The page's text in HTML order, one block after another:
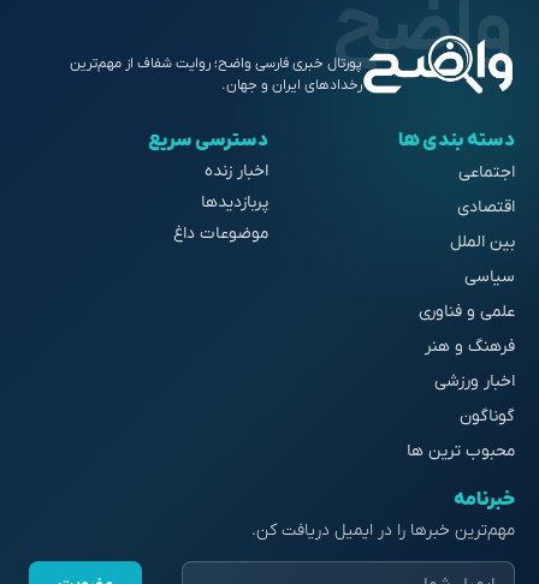
پورتال خبری فارسی واضح؛ روایت شفاف از مهم‌ترین
رخدادهای ایران و جهان.
دسته بندی ها
اجتماعی
اقتصادی
بین الملل
سیاسی
علمی و فناوری
فرهنگ و هنر
اخبار ورزشی
گوناگون
محبوب ترین ها
دسترسی سریع
اخبار زنده
پربازدیدها
موضوعات داغ
خبرنامه
مهم‌ترین خبرها را در ایمیل دریافت کن.